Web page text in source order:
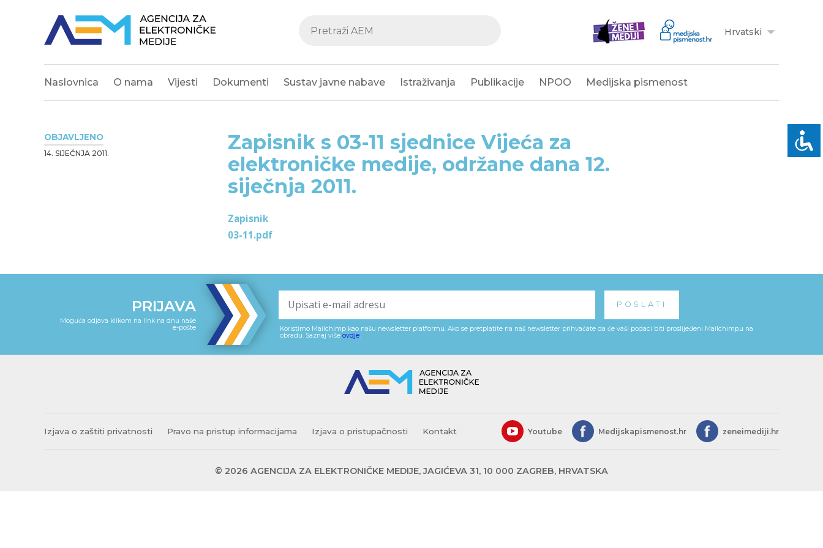
Hrvatski
Naslovnica O nama Vijesti Dokumenti Sustav javne nabave Istraživanja Publikacije NPOO Medijska pismenost
OBJAVLJENO
14. SIJEČNJA 2011.
Zapisnik s 03-11 sjednice Vijeća za
elektroničke medije, održane dana 12.
siječnja 2011.
Zapisnik
03-11.pdf
PRIJAVA
Moguća odjava klikom na link na dnu naše
e-pošte
Koristimo Mailchimp kao našu newsletter platformu. Ako se pretplatite na naš newsletter prihvaćate da će vaši podaci biti proslijeđeni Mailchimpu na
obradu. Saznaj više ovdje.
Izjava o zaštiti privatnosti Pravo na pristup informacijama Izjava o pristupačnosti Kontakt Youtube Medijskapismenost.hr zeneimediji.hr
© 2026 AGENCIJA ZA ELEKTRONIČKE MEDIJE, JAGIĆEVA 31, 10 000 ZAGREB, HRVATSKA